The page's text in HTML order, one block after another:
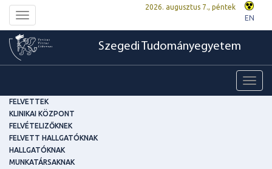
Toggle
navigation
2026. augusztus 7., péntek
EN
Szegedi Tudományegyetem
FELVETTEK
KLINIKAI KÖZPONT
FELVÉTELIZŐKNEK
FELVETT HALLGATÓKNAK
HALLGATÓKNAK
MUNKATÁRSAKNAK